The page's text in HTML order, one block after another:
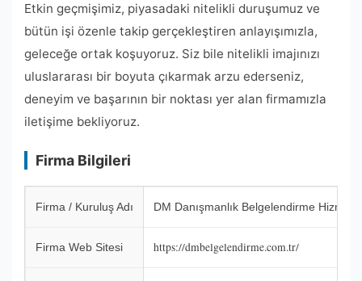
Etkin geçmişimiz, piyasadaki nitelikli duruşumuz ve
bütün işi özenle takip gerçekleştiren anlayışımızla,
geleceğe ortak koşuyoruz. Siz bile nitelikli imajınızı
uluslararası bir boyuta çıkarmak arzu ederseniz,
deneyim ve başarının bir noktası yer alan firmamızla
iletişime bekliyoruz.
Firma Bilgileri
Firma / Kuruluş Adı DM Danışmanlık Belgelendirme
Firma Web Sitesi https://dmbelgelendirme.com.tr/